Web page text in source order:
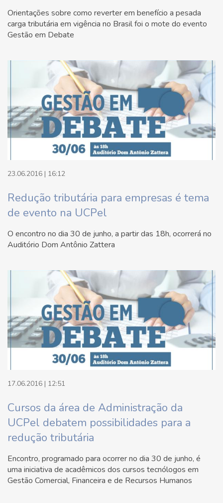
Orientações sobre como reverter em benefício a pesada
carga tributária em vigência no Brasil foi o mote do evento
Gestão em Debate
23.06.2016 | 16:12
Redução tributária para empresas é tema
de evento na UCPel
O encontro no dia 30 de junho, a partir das 18h, ocorrerá no
Auditório Dom Antônio Zattera
17.06.2016 | 12:51
Cursos da área de Administração da
UCPel debatem possibilidades para a
redução tributária
Encontro, programado para ocorrer no dia 30 de junho, é
uma iniciativa de acadêmicos dos cursos tecnólogos em
Gestão Comercial, Financeira e de Recursos Humanos